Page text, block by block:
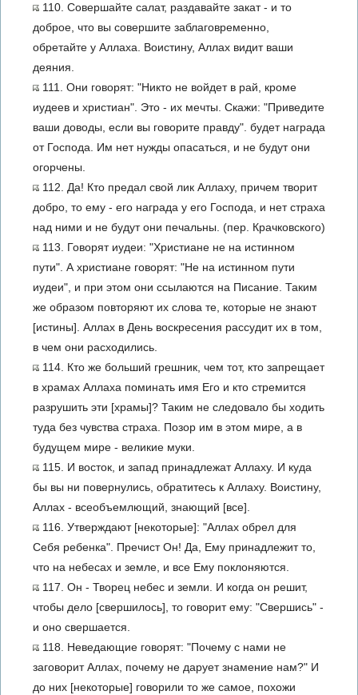
110. Совершайте салат, раздавайте закат - и то
доброе, что вы совершите заблаговременно,
обретайте у Аллаха. Воистину, Аллах видит ваши
деяния.
111. Они говорят: "Никто не войдет в рай, кроме
иудеев и христиан". Это - их мечты. Скажи: "Приведите
ваши доводы, если вы говорите правду". будет награда
от Господа. Им нет нужды опасаться, и не будут они
огорчены.
112. Да! Кто предал свой лик Аллаху, причем творит
добро, то ему - его награда у его Господа, и нет страха
над ними и не будут они печальны. (пер. Крачковского)
113. Говорят иудеи: "Христиане не на истинном
пути". А христиане говорят: "Не на истинном пути
иудеи", и при этом они ссылаются на Писание. Таким
же образом повторяют их слова те, которые не знают
[истины]. Аллах в День воскресения рассудит их в том,
в чем они расходились.
114. Кто же больший грешник, чем тот, кто запрещает
в храмах Аллаха поминать имя Его и кто стремится
разрушить эти [храмы]? Таким не следовало бы ходить
туда без чувства страха. Позор им в этом мире, а в
будущем мире - великие муки.
115. И восток, и запад принадлежат Аллаху. И куда
бы вы ни повернулись, обратитесь к Аллаху. Воистину,
Аллах - всеобъемлющий, знающий [все].
116. Утверждают [некоторые]: "Аллах обрел для
Себя ребенка". Пречист Он! Да, Ему принадлежит то,
что на небесах и земле, и все Ему поклоняются.
117. Он - Творец небес и земли. И когда он решит,
чтобы дело [свершилось], то говорит ему: "Свершись" -
и оно свершается.
118. Неведающие говорят: "Почему с нами не
заговорит Аллах, почему не дарует знамение нам?" И
до них [некоторые] говорили то же самое, похожи